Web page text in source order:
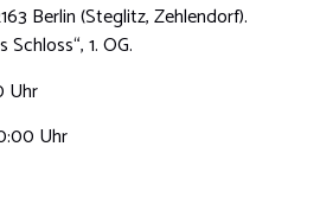
Berlin (Steglitz, Zehlendorf).
1. OG.
Uhr
Uhr